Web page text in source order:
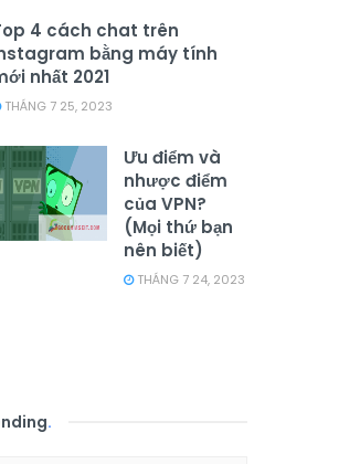
4 cách chat trên
bằng máy tính
nhất 2021
THÁNG 7 25, 2023
Ưu điểm và
nhược điểm
của VPN?
(Mọi thứ bạn
nên biết)
THÁNG 7 24, 2023
.